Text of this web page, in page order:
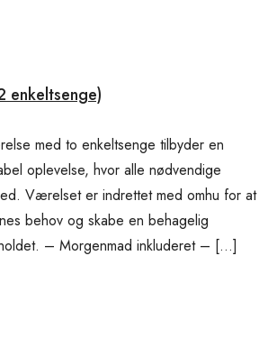
enkeltsenge)
med to enkeltsenge tilbyder en
oplevelse, hvor alle nødvendige
Værelset er indrettet med omhu for at
behov og skabe en behagelig
– Morgenmad inkluderet – […]